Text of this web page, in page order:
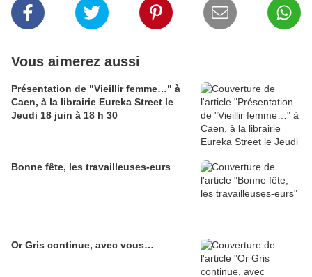
Vous aimerez aussi
Présentation de "Vieillir femme…" à
Caen, à la librairie Eureka Street le
Jeudi 18 juin à 18 h 30
Bonne fête, les travailleuses-eurs
Or Gris continue, avec vous…